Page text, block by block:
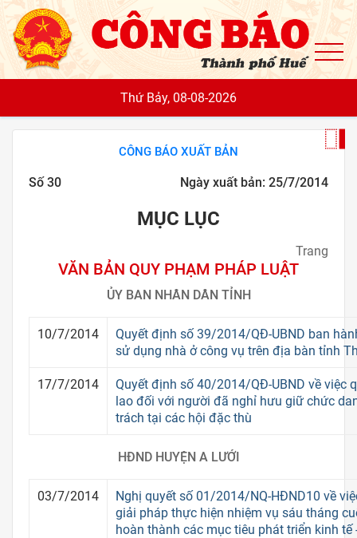
Thứ Bảy, 08-08-2026
CÔNG BÁO XUẤT BẢN
Số 30 Ngày xuất bản: 25/7/2014
MỤC LỤC
Trang
VĂN BẢN QUY PHẠM PHÁP LUẬT
ỦY BAN NHÂN DÂN TỈNH
10/7/2014
Quyết định số 39/2014/QĐ-UBND ban
sử dụng nhà ở công vụ trên địa bàn tỉnh
17/7/2014
Quyết định số 40/2014/QĐ-UBND về việc
lao đối với người đã nghỉ hưu giữ chức
trách tại các hội đặc thù
HĐND HUYỆN A LƯỚI
03/7/2014
Nghị quyết số 01/2014/NQ-HĐND10 về
giải pháp thực hiện nhiệm vụ sáu tháng
hoàn thành các mục tiêu phát triển kinh tế